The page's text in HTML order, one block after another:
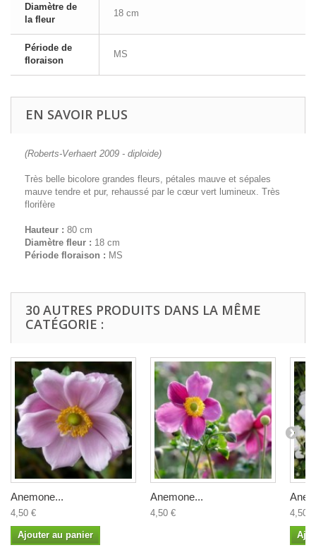
Diamètre de
la fleur
18 cm
Période de
floraison
MS
EN SAVOIR PLUS
(Roberts-Verhaert 2009 - diploide)
Très belle bicolore grandes fleurs, pétales mauve et sépales
mauve tendre et pur, rehaussé par le cœur vert lumineux. Très
florifère
Hauteur : 80 cm
Diamètre fleur : 18 cm
Période floraison : MS
30 AUTRES PRODUITS DANS LA MÊME
CATÉGORIE :
Anemone...
4,50 €
Ajouter au panier
Anemone...
4,50 € 4,50 €